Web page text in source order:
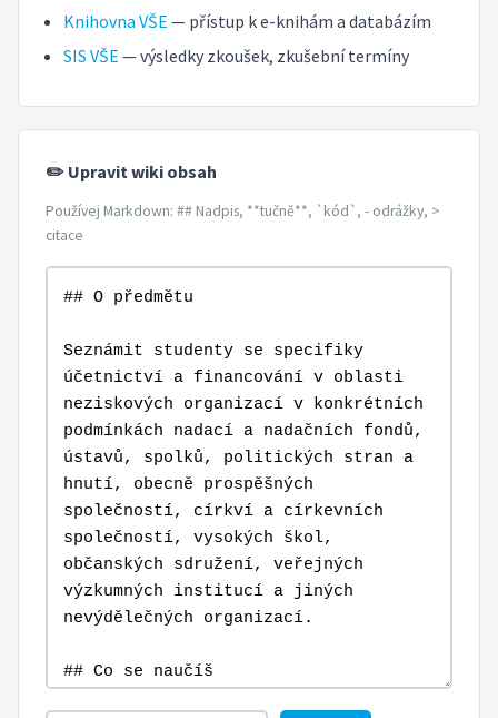
Knihovna VŠE — přístup k e-knihám a databázím
SIS VŠE — výsledky zkoušek, zkušební termíny
✏️ Upravit wiki obsah
Používej Markdown: ## Nadpis, **tučně**, `kód`, - odrážky, >
citace